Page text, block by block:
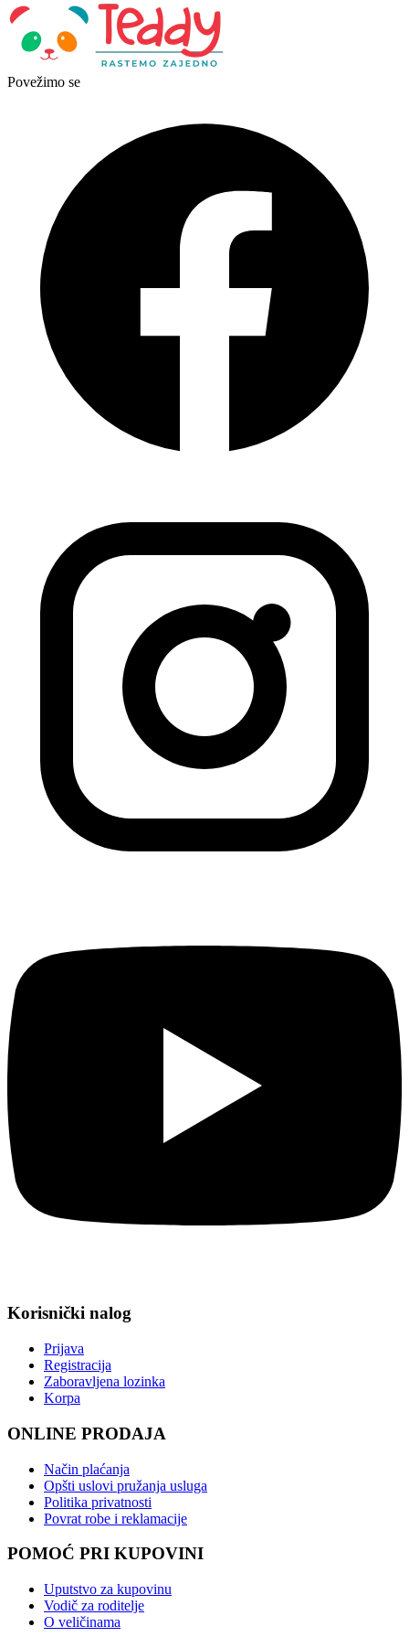
Povežimo se
Korisnički nalog
Prijava
Registracija
Zaboravljena lozinka
Korpa
ONLINE PRODAJA
Način plaćanja
Opšti uslovi pružanja usluga
Politika privatnosti
Povrat robe i reklamacije
POMOĆ PRI KUPOVINI
Uputstvo za kupovinu
Vodič za roditelje
O veličinama